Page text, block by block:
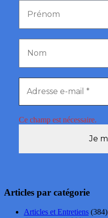
Ce champ est nécessaire.
Articles par catégorie
Articles et Entretiens (384)